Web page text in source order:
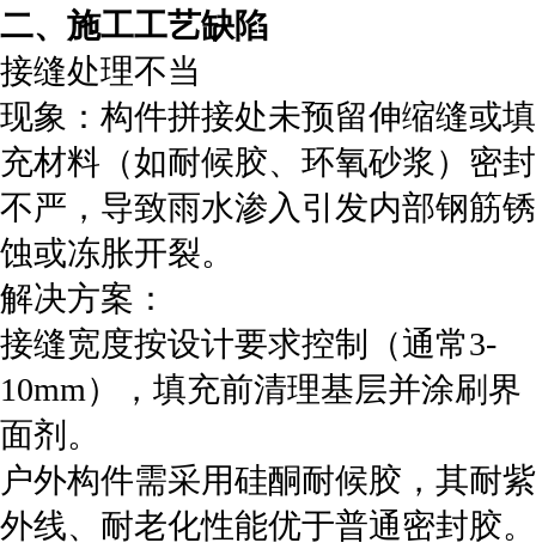
‌二、施工工艺缺陷‌
‌接缝处理不当‌
‌现象‌：构件拼接处未预留伸缩缝或填
充材料（如耐候胶、环氧砂浆）密封
不严，导致雨水渗入引发内部钢筋锈
蚀或冻胀开裂。
‌解决方案‌：
接缝宽度按设计要求控制（通常3-
10mm），填充前清理基层并涂刷界
面剂。
户外构件需采用硅酮耐候胶，其耐紫
外线、耐老化性能优于普通密封胶。